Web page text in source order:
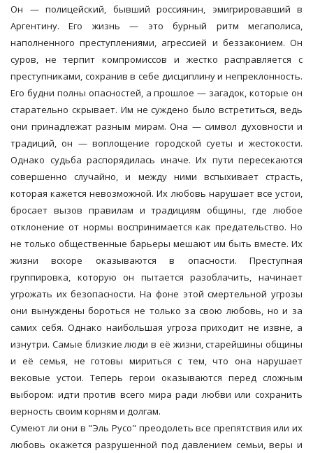
Он — полицейский, бывший россиянин, эмигрировавший в
Аргентину. Его жизнь — это бурный ритм мегаполиса,
наполненного преступлениями, агрессией и беззаконием. Он
суров, не терпит компромиссов и жестко расправляется с
преступниками, сохранив в себе дисциплину и непреклонность.
Его будни полны опасностей, а прошлое — загадок, которые он
старательно скрывает. Им не суждено было встретиться, ведь
они принадлежат разным мирам. Она — символ духовности и
традиций, он — воплощение городской суеты и жестокости.
Однако судьба распорядилась иначе. Их пути пересекаются
совершенно случайно, и между ними вспыхивает страсть,
которая кажется невозможной. Их любовь нарушает все устои,
бросает вызов правилам и традициям общины, где любое
отклонение от нормы воспринимается как предательство. Но
не только общественные барьеры мешают им быть вместе. Их
жизни вскоре оказываются в опасности. Преступная
группировка, которую он пытается разоблачить, начинает
угрожать их безопасности. На фоне этой смертельной угрозы
они вынуждены бороться не только за свою любовь, но и за
самих себя. Однако наибольшая угроза приходит не извне, а
изнутри. Самые близкие люди в её жизни, старейшины общины
и её семья, не готовы мириться с тем, что она нарушает
вековые устои. Теперь герои оказываются перед сложным
выбором: идти против всего мира ради любви или сохранить
верность своим корням и долгам.
Сумеют ли они в "Эль Русо" преодолеть все препятствия или их
любовь окажется разрушенной под давлением семьи, веры и